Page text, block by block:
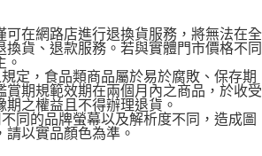
可在網路店進行退換貨服務，將無法在全
換貨、退款服務。若與實體門市價格不同
。
定，食品類商品屬於易於腐敗、保存期
賞期規範效期在兩個月內之商品，於收受
之權益且不得辦理退貨。
同的品牌螢幕以及解析度不同，造成圖
請以實品顏色為準。